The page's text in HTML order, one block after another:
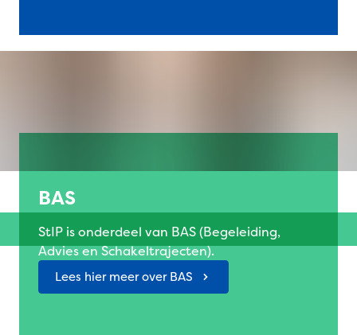
BAS
StIP is onderdeel van BAS (Begeleiding,
Advies en Schakeltrajecten).
Lees hier meer over BAS